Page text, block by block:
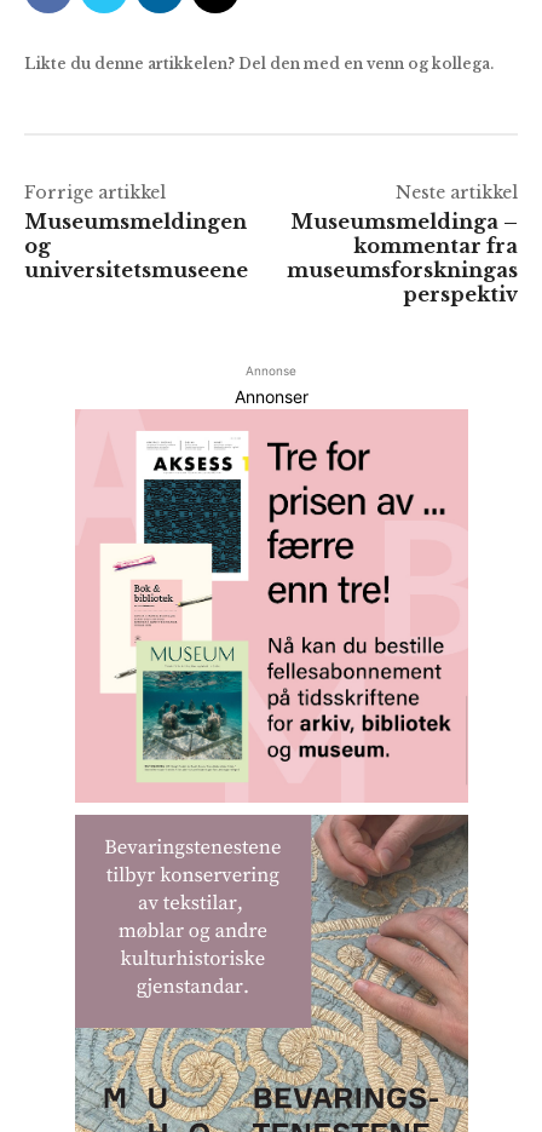
Likte du denne artikkelen? Del den med en venn og kollega.
Forrige artikkel
Museumsmeldingen
og
universitetsmuseene
Neste artikkel
Museumsmeldinga –
kommentar fra
museumsforskningas
perspektiv
Annonse
Annonser